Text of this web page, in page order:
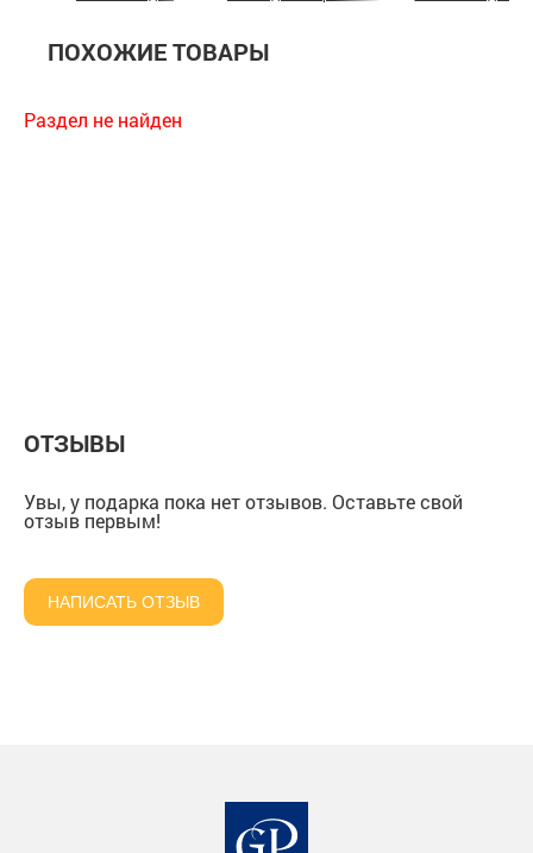
подарочной коробке
ПОХОЖИЕ ТОВАРЫ
Раздел не найден
ОТЗЫВЫ
Увы, у подарка пока нет отзывов. Оставьте свой
отзыв первым!
НАПИСАТЬ ОТЗЫВ